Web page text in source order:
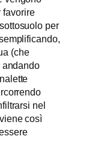
favorire
per
(che
andando
nel
così